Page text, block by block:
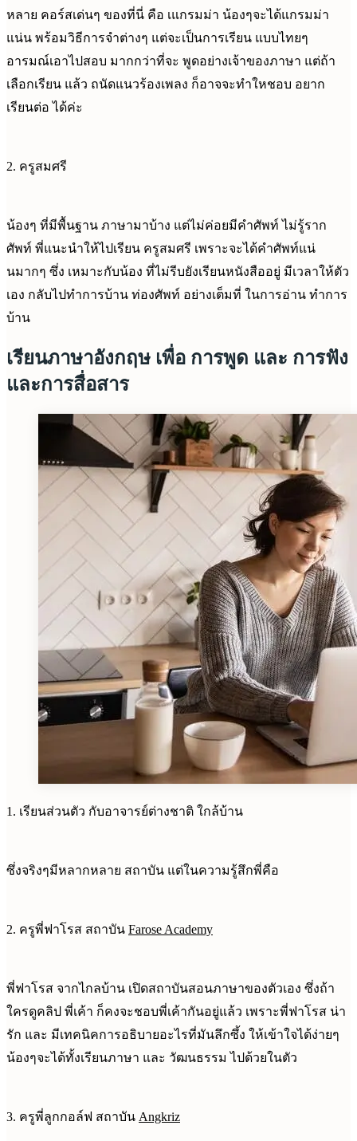
หลาย คอร์สเด่นๆ ของที่นี่ คือ เแกรมม่า น้องๆจะได้แกรมม่า
แน่น พร้อมวิธีการจำต่างๆ แต่จะเป็นการเรียน แบบไทยๆ
อารมณ์เอาไปสอบ มากกว่าที่จะ พูดอย่างเจ้าของภาษา แต่ถ้า
เลือกเรียน แล้ว ถนัดแนวร้องเพลง ก็อาจจะทำใหชอบ อยาก
เรียนต่อ ได้ค่ะ
2. ครูสมศรี
น้องๆ ที่มีพื้นฐาน ภาษามาบ้าง แต่ไม่ค่อยมีคำศัพท์ ไม่รู้ราก
ศัพท์ พี่แนะนำให้ไปเรียน ครูสมศรี เพราะจะได้คำศัพท์แน่
นมากๆ ซึ่ง เหมาะกับน้อง ที่ไม่รีบยังเรียนหนังสืออยู่ มีเวลาให้ตัว
เอง กลับไปทำการบ้าน ท่องศัพท์ อย่างเต็มที่ ในการอ่าน ทำการ
บ้าน
เรียนภาษาอังกฤษ เพื่อ การพูด และ การฟัง
และการสื่อสาร
1. เรียนส่วนตัว กับอาจารย์ต่างชาติ ใกล้บ้าน
ซึ่งจริงๆมีหลากหลาย สถาบัน แต่ในความรู้สึกพี่คือ
2. ครูพี่ฟาโรส สถาบัน Farose Academy
พี่ฟาโรส จากไกลบ้าน เปิดสถาบันสอนภาษาของตัวเอง ซึ่งถ้า
ใครดูคลิป พี่เค้า ก็คงจะชอบพี่เค้ากันอยู่แล้ว เพราะพี่ฟาโรส น่า
รัก และ มีเทคนิคการอธิบายอะไรที่มันลึกซึ้ง ให้เข้าใจได้ง่ายๆ
น้องๆจะได้ทั้งเรียนภาษา และ วัฒนธรรม ไปด้วยในตัว
3. ครูพี่ลูกกอล์ฟ สถาบัน Angkriz